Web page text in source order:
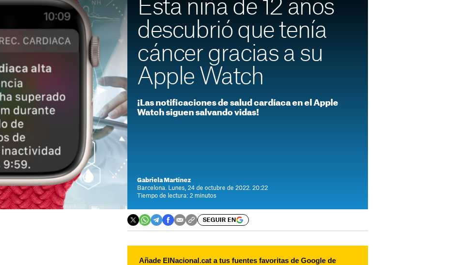
Esta niña de 12 años
descubrió que tenía
cáncer gracias a su
Apple Watch
¡Las notificaciones de salud cardíaca en el Apple
Watch siguen salvando vidas!
Gabriela Martínez
Barcelona. Lunes, 24 de octubre de 2022. 20:22
Tiempo de lectura: 2 minutos
SEGUIR EN
Añade ElNacional.cat a tus fuentes favoritas de Google de